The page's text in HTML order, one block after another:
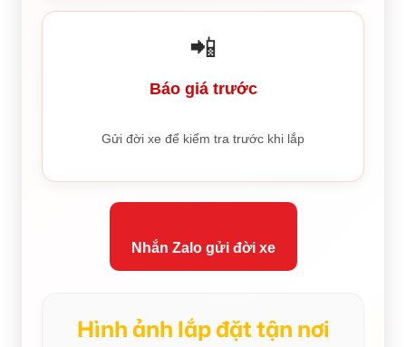
📲
Báo giá trước
Gửi đời xe để kiểm tra trước khi lắp
Nhắn Zalo gửi đời xe
Hình ảnh lắp đặt tận nơi